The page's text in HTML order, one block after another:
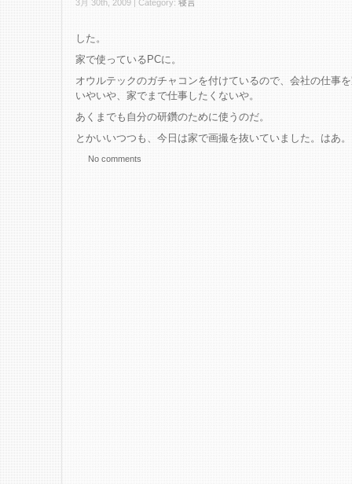
3月 30th, 2009 | Category: 寝言
した。
家で使っているPCに。
オウルテックのガチャコンを付けているので、会社の仕事
いやいや、家でまで仕事したくないや。
あくまでも自分の研鑽のために使うのだ。
とかいいつつも、今日は家で画撮を抜いていました。はあ。
No comments